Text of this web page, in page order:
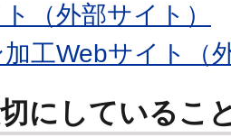
（外部サイト）
工Webサイト（
にしているこ